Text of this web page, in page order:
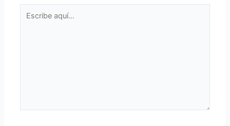
aquí...